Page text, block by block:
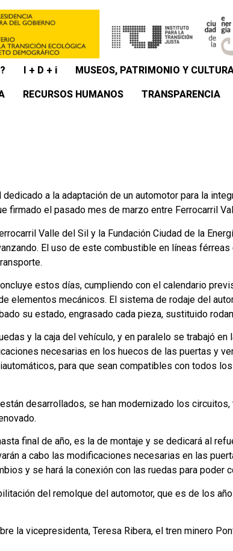
I + D + i MUSEOS, PATRIMONIO Y
RECURSOS HUMANOS TRANSPARENCIA
a la adaptación de un automotor para la
firmado el pasado mes de marzo entre Ferrocarril
Valle del Sil y la Fundación Ciudad de la
El uso de este combustible en líneas
estos días, cumpliendo con el calendario
elementos mecánicos. El sistema de rodaje del
su estado, engrasado cada pieza, sustituido
y la caja del vehículo, y en paralelo se trabajó
necesarias en los huecos de las puertas y
para que sean compatibles con todos
desarrollados, se han modernizado los
final de año, es la de montaje y se dedicará al
a cabo las modificaciones necesarias en las
y se hará la conexión con las ruedas para poder
del remolque del automotor, que es de los
la vicepresidenta, Teresa Ribera, el tren minero